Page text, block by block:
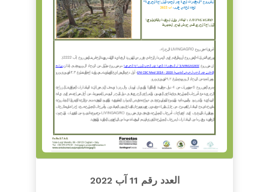
العدد رقم 11 آب 2022